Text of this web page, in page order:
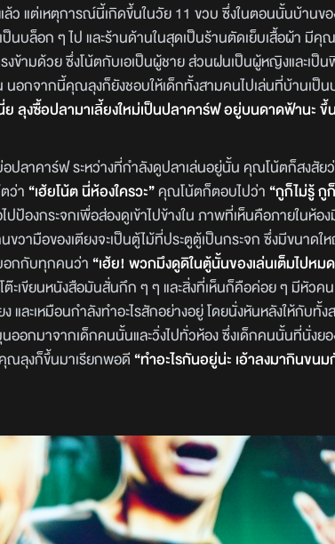
ว แต่เหตุการณ์นี้เกิดขึ้นในวัย 11 ขวบ ซึ่งในตอนนั้นบ้านข
บล็อก ๆ ไป และร้านด้านในสุดเป็นร้านตัดเย็บเสื้อผ้า มีคุ
ข้ามด้วย ซึ่งโน้ตกับเอเป็นผู้ชาย ส่วนฝนเป็นผู้หญิงและเป็
กจากนี้คุณลุงก็ยังชอบให้เด็กทั้งสามคนไปเล่นที่บ้านเป็น
ย ลุงซื้อปลามาเลี้ยงใหม่เป็นปลาคาร์ฟ อยู่บนดาดฟ้านะ ขึ้
ลาคาร์ฟ ระหว่างที่กำลังดูปลาเล่นอยู่นั้น คุณโน้ตก็สงสัย
ว่า“เฮ้ยโน้ต นี่ห้องใครวะ”คุณโน้ตก็ตอบไปว่า“กูก็ไม่รู้ กู
องกระจกเพื่อส่องดูเข้าไปข้างใน ภาพที่เห็นคือภายในห้อง
วามือของเตียงจะเป็นตู้ไม้ที่ประตูตู้เป็นกระจก ซึ่งมีขนาด
อกกับทุกคนว่า“เฮ้ย! พวกมึงดูดิในตู้นั้นของเล่นเต็มไปหม
ะเขียนหนังสือมันสั่นกึก ๆ ๆ และสิ่งที่เห็นก็คือค่อย ๆ มีหัว
และเหมือนกำลังทำอะไรสักอย่างอยู่ โดยนั่งหันหลังให้กับทั้
ออกมาจากเด็กคนนั้นและวิ่งไปทั่วห้อง ซึ่งเด็กคนนั้นที่นั่งย
ณลุงก็ขึ้นมาเรียกพอดี“ทำอะไรกันอยู่น่ะ เอ้าลงมากินขนม